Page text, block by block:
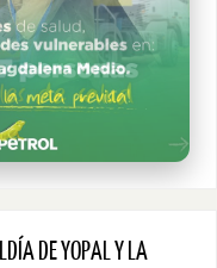
DE YOPAL Y LA